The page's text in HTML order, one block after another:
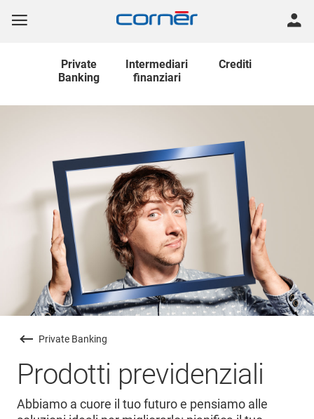
Private
Banking
Intermediari
finanziari
Crediti
Private Banking
Prodotti previdenziali
Abbiamo a cuore il tuo futuro e pensiamo alle